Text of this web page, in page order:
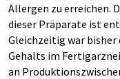
Allergen zu erreichen.
dieser Präparate ist
Gleichzeitig war
Gehalts im
an